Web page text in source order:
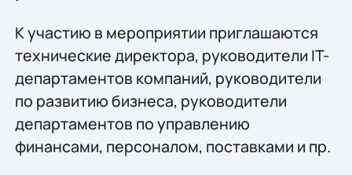
К участию в мероприятии приглашаются
технические директора, руководители IT-
департаментов компаний, руководители
по развитию бизнеса, руководители
департаментов по управлению
финансами, персоналом, поставками и пр.